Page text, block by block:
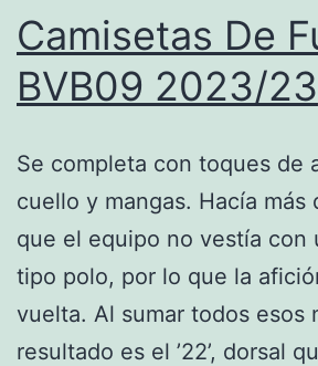
Camisetas De
BVB09 2023/23
Se completa con toques de
cuello y mangas. Hacía más
que el equipo no vestía con
tipo polo, por lo que la
vuelta. Al sumar todos esos
resultado es el ’22’, dorsal